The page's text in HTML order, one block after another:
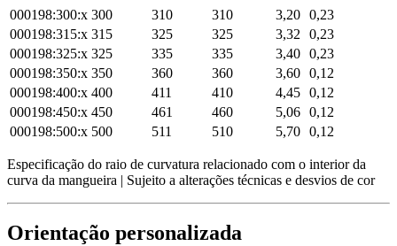
000198:300:x 300 310 310 3,20 0,23
000198:315:x 315 325 325 3,32
0,23
000198:325:x 325 335 335 3,40 0,23
000198:350:x 350 360 360 3,60 0,12
000198:400:x 400 411 410 4,45 0,12
000198:450:x 450 461 460 5,06 0,12
000198:500:x 500 511 510 5,70 0,12
Especificação do raio de curvatura relacionado com o interior da
curva da mangueira | Sujeito a alterações técnicas e desvios de cor
Orientação personalizada